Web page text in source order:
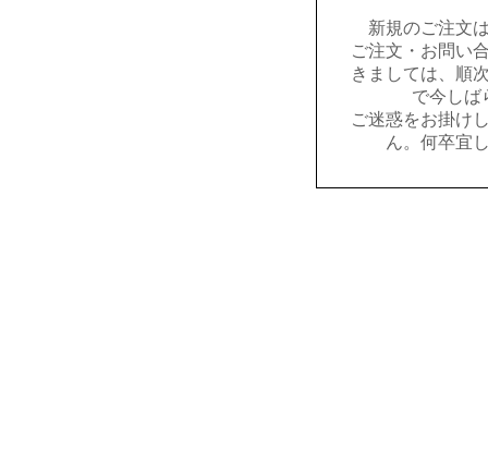
新規のご注文
ご注文・お問い
きましては、順
で今しば
ご迷惑をお掛け
ん。何卒宜